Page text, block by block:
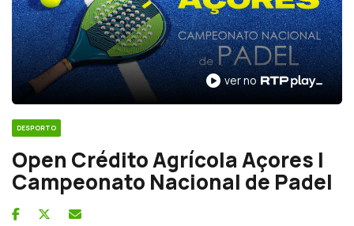
ver no
DESPORTO
Open Crédito Agrícola Açores |
Campeonato Nacional de Padel